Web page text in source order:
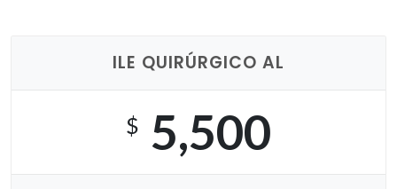
ILE QUIRÚRGICO AL
$ 5,500